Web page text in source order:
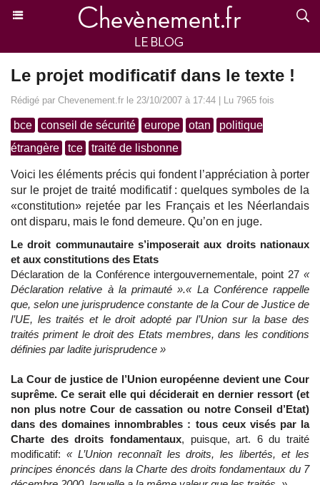
Le projet modificatif dans le texte !
Rédigé par Chevenement.fr le 23/10/2007 à 17:44 | Lu 7965 fois
bce conseil de sécurité europe otan
politique
étrangère
tce traité de lisbonne
Voici les éléments précis qui fondent l’appréciation à porter
sur le projet de traité modificatif : quelques symboles de la
«constitution» rejetée par les Français et les Néerlandais
ont disparu, mais le fond demeure. Qu’on en juge.
Le droit communautaire s’imposerait aux droits nationaux
et aux constitutions des Etats
Déclaration de la Conférence intergouvernementale, point 27 «
Déclaration relative à la primauté ».« La Conférence rappelle
que, selon une jurisprudence constante de la Cour de Justice de
l’UE, les traités et le droit adopté par l’Union sur la base des
traités priment le droit des Etats membres, dans les conditions
définies par ladite jurisprudence »
La Cour de justice de l’Union européenne devient une Cour
suprême. Ce serait elle qui déciderait en dernier ressort (et
non plus notre Cour de cassation ou notre Conseil d’Etat)
dans des domaines innombrables : tous ceux visés par la
Charte des droits fondamentaux, puisque, art. 6 du traité
modificatif: « L’Union reconnaît les droits, les libertés, et les
principes énoncés dans la Charte des droits fondamentaux du 7